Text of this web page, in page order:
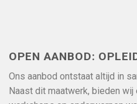
OPEN AANBOD:
Ons aanbod ontstaat altijd in
Naast dit maatwerk, bieden